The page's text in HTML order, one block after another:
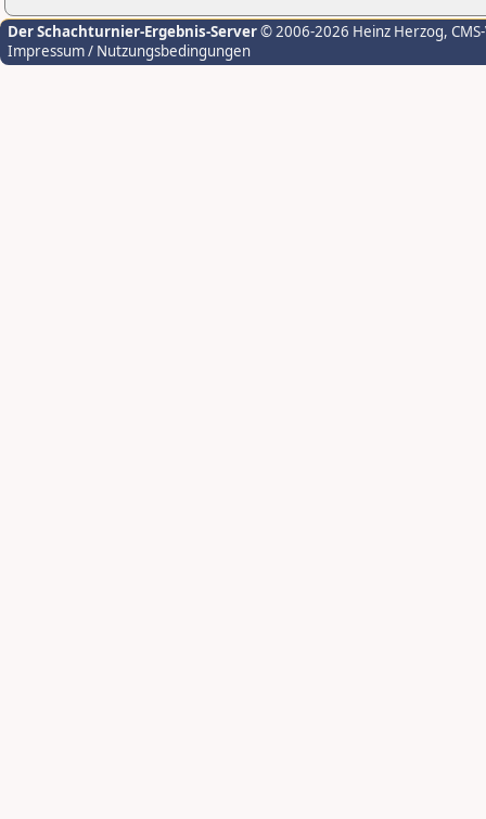
Der Schachturnier-Ergebnis-Server© 2006-2026 Heinz Herzog,
Impressum / Nutzungsbedingungen